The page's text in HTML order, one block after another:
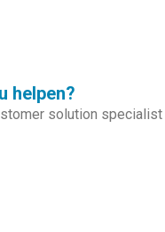
helpen?
solution specialist